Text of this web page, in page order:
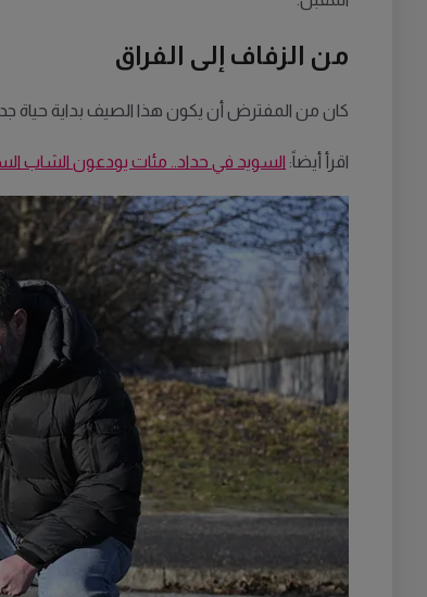
من الزفاف إلى الفراق
كان من المفترض أن يكون هذا الصيف بداية حياة
اقرأ أيضاً: السويد في حداد.. مئات يودعون الشاب